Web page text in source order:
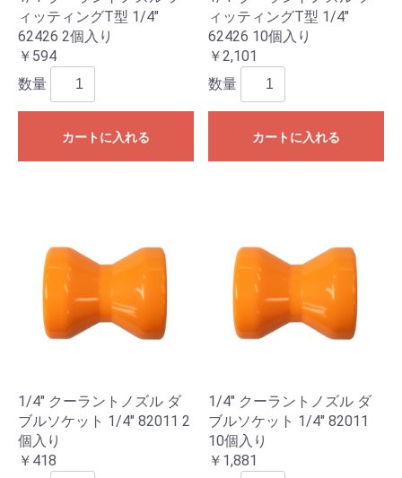
ィッティングT型 1/4"
62426 2個入り
￥594
数量
カートに入れる
ィッティングT型 1/4"
62426 10個入り
￥2,101
数量
カートに入れる
1/4" クーラントノズル ダ
ブルソケット 1/4" 82011 2
個入り
￥418
1/4" クーラントノズル ダ
ブルソケット 1/4" 82011
10個入り
￥1,881